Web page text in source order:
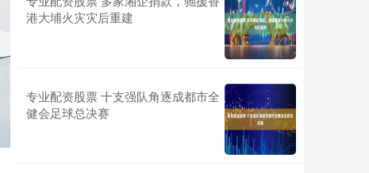
港大埔火灾灾后重建
专业配资股票 十支强队角逐成都市全
健会足球总决赛